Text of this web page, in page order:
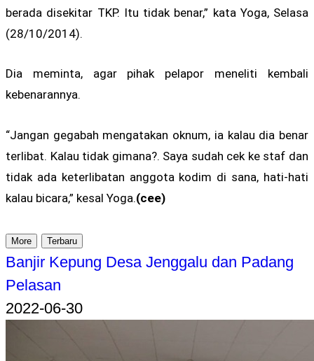
berada disekitar TKP. Itu tidak benar,” kata Yoga, Selasa
(28/10/2014).
Dia meminta, agar pihak pelapor meneliti kembali
kebenarannya.
“Jangan gegabah mengatakan oknum, ia kalau dia benar
terlibat. Kalau tidak gimana?. Saya sudah cek ke staf dan
tidak ada keterlibatan anggota kodim di sana, hati-hati
kalau bicara,” kesal Yoga.(cee)
More Terbaru
Banjir Kepung Desa Jenggalu dan Padang
Pelasan
2022-06-30